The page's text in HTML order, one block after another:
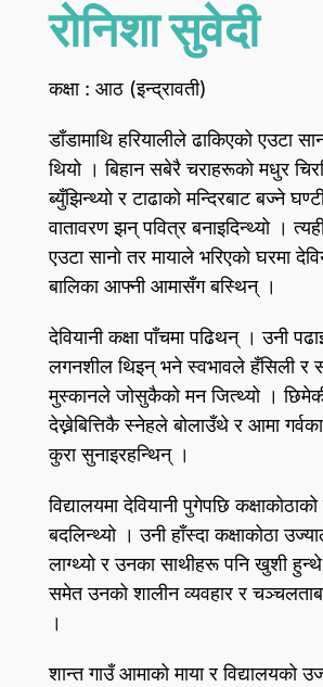
रोनिशा सुवेदी
कक्षा : आठ (इन्द्रावती)
डाँडामाथि हरियालीले ढाकिएको एउटा
थियो । बिहान सबेरै चराहरूको मधुर
ब्युँझिन्थ्यो र टाढाको मन्दिरबाट बज्ने
वातावरण झन्‌ पवित्र बनाइदिन्थ्यो ।
एउटा सानो तर मायाले भरिएको घरमा
बालिका आफ्नी आमासँग बस्थिन्‌ ।
देवियानी कक्षा पाँचमा पढिथन्‌ । उनी
लगनशील थिइन्‌ भने स्वभावले हँसिली र
मुस्कानले जोसुकैको मन जित्थ्यो ।
देख्नेबित्तिकै स्नेहले बोलाउँथे र आमा
कुरा सुनाइरहन्थिन्‌ ।
विद्यालयमा देवियानी पुगेपछि
बदलिन्थ्यो । उनी हाँस्दा कक्षाकोठा
लाग्थ्यो र उनका साथीहरू पनि खुशी
समेत उनको शालीन व्यवहार र
।
शान्त गाउँ आमाको माया र विद्यालयको